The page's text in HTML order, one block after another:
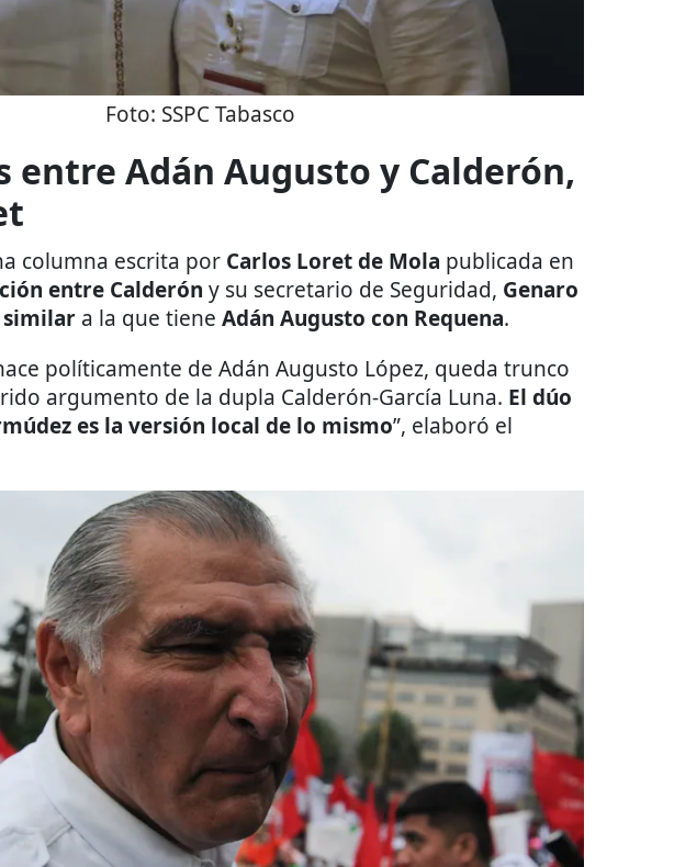
Foto: SSPC Tabasco
entre Adán Augusto y Calderón,
columna escrita por Carlos Loret de Mola publicada en
entre Calderón y su secretario de Seguridad, Genaro
similar a la que tiene Adán Augusto con Requena.
políticamente de Adán Augusto López, queda trunco
argumento de la dupla Calderón-García Luna. El dúo
es la versión local de lo mismo”, elaboró el